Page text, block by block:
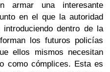
armar una interesante
en el que la autoridad
dentro de la
los futuros policías
ellos mismos necesitan
como cómplices. Esta es